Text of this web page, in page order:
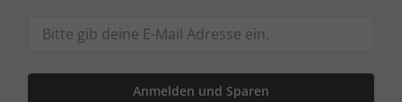
Anmelden und Sparen